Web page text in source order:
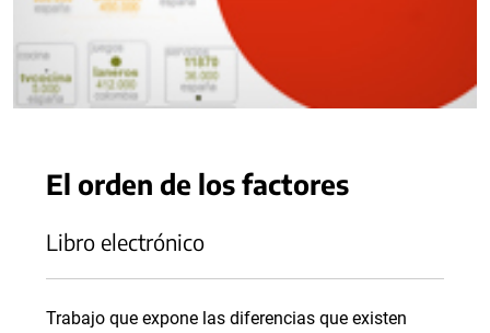
El orden de los factores
Libro electrónico
Trabajo que expone las diferencias que existen